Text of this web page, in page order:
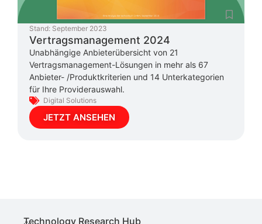
Stand: September 2023
Vertragsmanagement 2024
Unabhängige Anbieterübersicht von 21
Vertragsmanagement-Lösungen in mehr als 67
Anbieter- /Produktkriterien und 14 Unterkategorien
für Ihre Providerauswahl.
Digital Solutions
JETZT ANSEHEN
Technology Research Hub